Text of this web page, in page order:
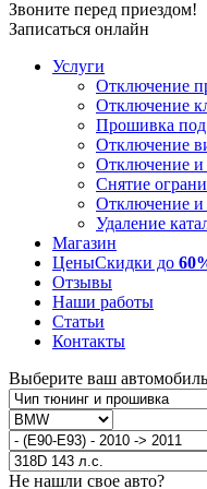
Звоните перед приездом!
Записаться онлайн
Услуги
Отключение
Отключение
Прошивка
Отключение
Отключение и
Снятие
Отключение и
Удаление
Магазин
ЦеныСкидки до
Отзывы
Наши работы
Статьи
Контакты
Выберите ваш автомобиль
Не нашли свое авто?